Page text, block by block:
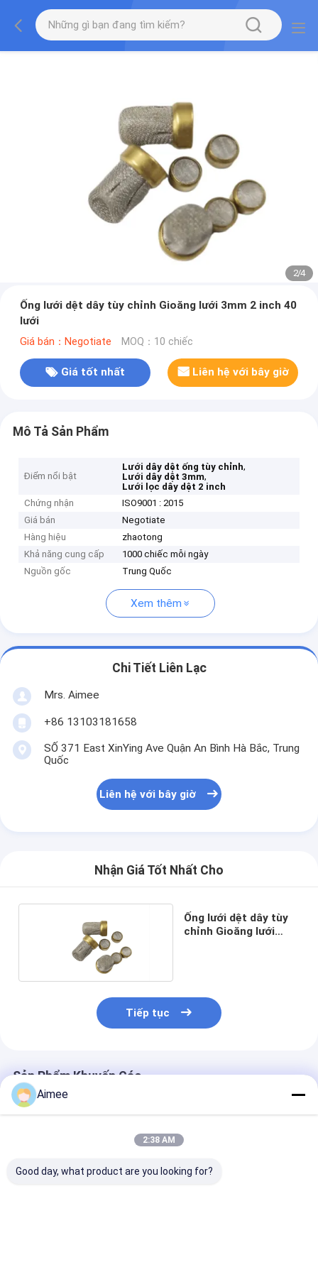
2/4
Ống lưới dệt dây tùy chỉnh Gioăng lưới 3mm 2 inch 40
lưới
Giá bán：Negotiate MOQ：10 chiếc
Giá tốt nhất Liên hệ với bây giờ
Mô Tả Sản Phẩm
Điểm nổi bật
Lưới dây dệt ống tùy chỉnh,
Lưới dây dệt 3mm,
Lưới lọc dây dệt 2 inch
Chứng nhận
ISO9001 : 2015
Giá bán
Negotiate
Hàng hiệu
zhaotong
Khả năng cung cấp
1000 chiếc mỗi ngày
Nguồn gốc
Trung Quốc
Xem thêm
Chi Tiết Liên Lạc
Mrs. Aimee
+86 13103181658
SỐ 371 East XinYing Ave Quận An Bình Hà Bắc, Trung
Quốc
Liên hệ với bây giờ
Nhận Giá Tốt Nhất Cho
Ống lưới dệt dây tùy
chỉnh Gioăng lưới
Tiếp tục
Sản Phẩm Khuyến Cáo
Aimee
2:38 AM
Good day, what product are you looking for?